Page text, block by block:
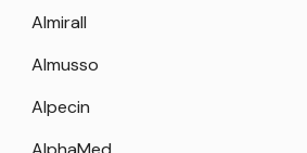
Almirall
Almusso
Alpecin